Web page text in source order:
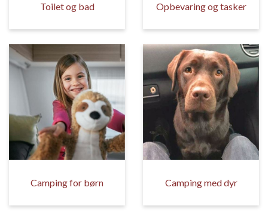
Toilet og bad Opbevaring og tasker
Camping for børn Camping med dyr